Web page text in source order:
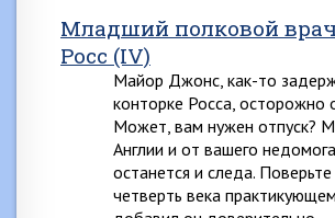
Младший полковой
Росс (IV)
Майор Джонс, как-то
конторке Росса, осторожно
Может, вам нужен отпуск?
Англии и от вашего
останется и следа.
четверть века